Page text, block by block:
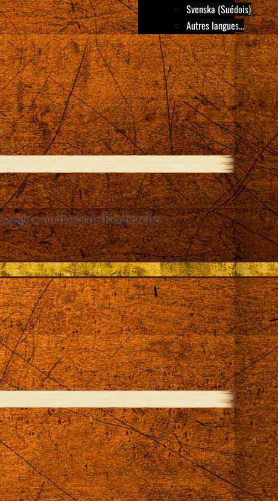
Svenska (Suédois)
Autres langues...
« au hasard »Recherche